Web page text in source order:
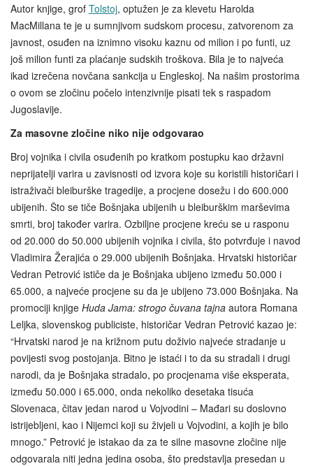
Autor knjige, grof Tolstoj, optužen je za klevetu Harolda
MacMillana te je u sumnjivom sudskom procesu, zatvorenom za
javnost, osuđen na iznimno visoku kaznu od milion i po funti, uz
još milion funti za plaćanje sudskih troškova. Bila je to najveća
ikad izrečena novčana sankcija u Engleskoj. Na našim prostorima
o ovom se zločinu počelo intenzivnije pisati tek s raspadom
Jugoslavije.
Za masovne zločine niko nije odgovarao
Broj vojnika i civila osuđenih po kratkom postupku kao državni
neprijatelji varira u zavisnosti od izvora koje su koristili historičari i
istraživači bleiburške tragedije, a procjene dosežu i do 600.000
ubijenih. Što se tiče Bošnjaka ubijenih u bleiburškim marševima
smrti, broj također varira. Ozbiljne procjene kreću se u rasponu
od 20.000 do 50.000 ubijenih vojnika i civila, što potvrđuje i navod
Vladimira Žerajića o 29.000 ubijenih Bošnjaka. Hrvatski historičar
Vedran Petrović ističe da je Bošnjaka ubijeno između 50.000 i
65.000, a najveće procjene su da je ubijeno 73.000 Bošnjaka. Na
promociji knjige Huda Jama: strogo čuvana tajna autora Romana
Leljka, slovenskog publiciste, historičar Vedran Petrović kazao je:
“Hrvatski narod je na križnom putu doživio najveće stradanje u
povijesti svog postojanja. Bitno je istaći i to da su stradali i drugi
narodi, da je Bošnjaka stradalo, po procjenama više eksperata,
između 50.000 i 65.000, onda nekoliko desetaka tisuća
Slovenaca, čitav jedan narod u Vojvodini – Mađari su doslovno
istrijebljeni, kao i Nijemci koji su živjeli u Vojvodini, a kojih je bilo
mnogo.” Petrović je istakao da za te silne masovne zločine nije
odgovarala niti jedna jedina osoba, što predstavlja presedan u